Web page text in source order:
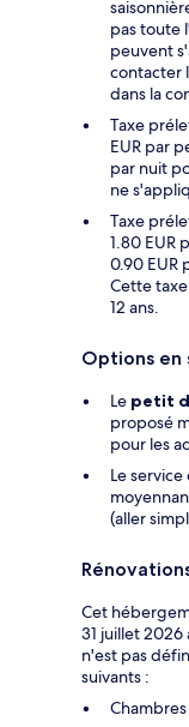
pas toute
peuvent
contacter
dans la
Taxe
EUR par
par nuit
ne
Taxe
1.80 EUR
0.90 EUR
Cette
12 ans.
Options en
Le petit
proposé
pour les
Le service
(aller
Cet
31 juillet 2026
n'est pas
suivants :
Chambres